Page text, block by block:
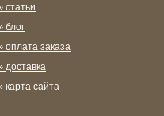
статьи
блог
оплата заказа
доставка
карта сайта